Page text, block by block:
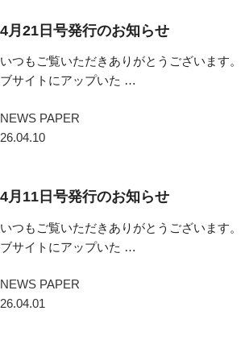
4月21日号発行のお知らせ
いつもご覧いただきありがとうございます。
ブサイトにアップいた …
NEWS PAPER
26.04.10
4月11日号発行のお知らせ
いつもご覧いただきありがとうございます。
ブサイトにアップいた …
NEWS PAPER
26.04.01